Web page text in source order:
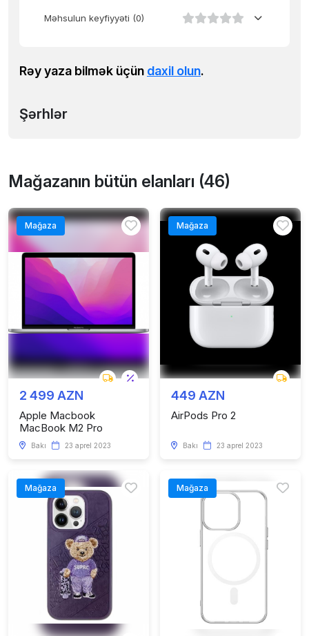
Məhsulun keyfiyyəti (0)
Rəy yaza bilmək üçün daxil olun.
Şərhlər
Mağazanın bütün elanları (46)
Mağaza
2 499 AZN
Apple Macbook
MacBook M2 Pro
Bakı 23 aprel 2023
Mağaza
449 AZN
AirPods Pro 2
Bakı 23 aprel 2023
Mağaza Mağaza